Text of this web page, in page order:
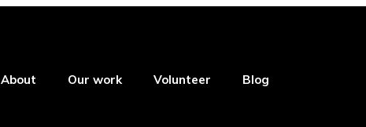
About Our work Volunteer Blog